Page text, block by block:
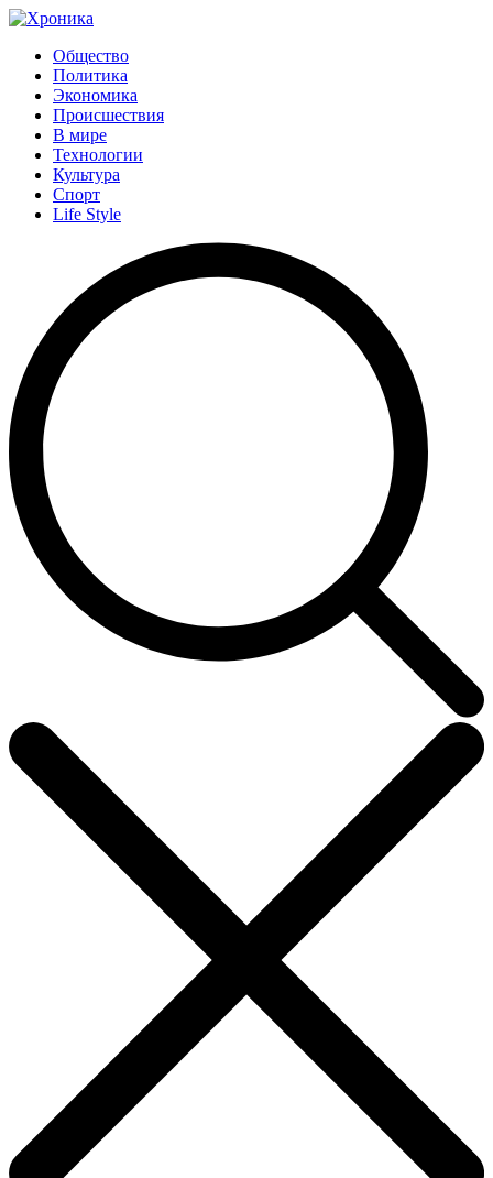
Общество
Политика
Экономика
Происшествия
В мире
Технологии
Культура
Спорт
Life Style